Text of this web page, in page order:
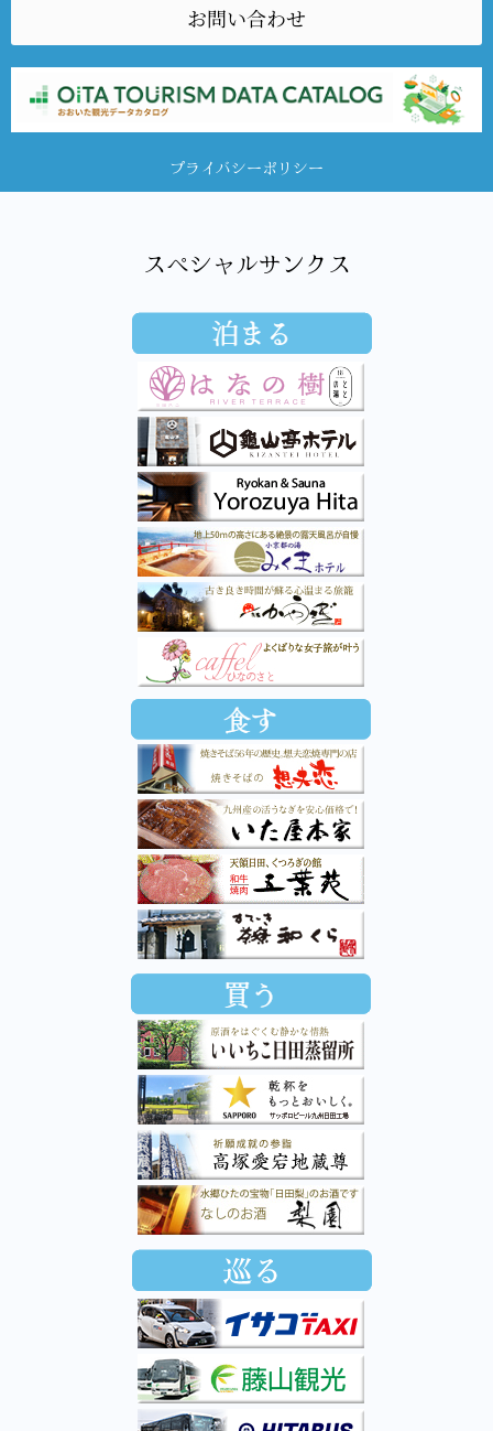
お問い合わせ
プライバシーポリシー
スペシャルサンクス